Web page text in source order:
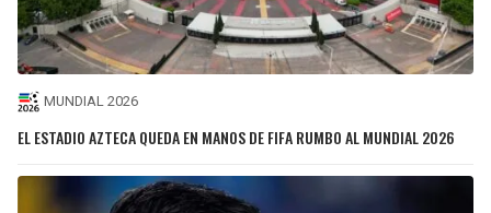
MUNDIAL 2026
EL ESTADIO AZTECA QUEDA EN MANOS DE FIFA RUMBO AL MUNDIAL 2026